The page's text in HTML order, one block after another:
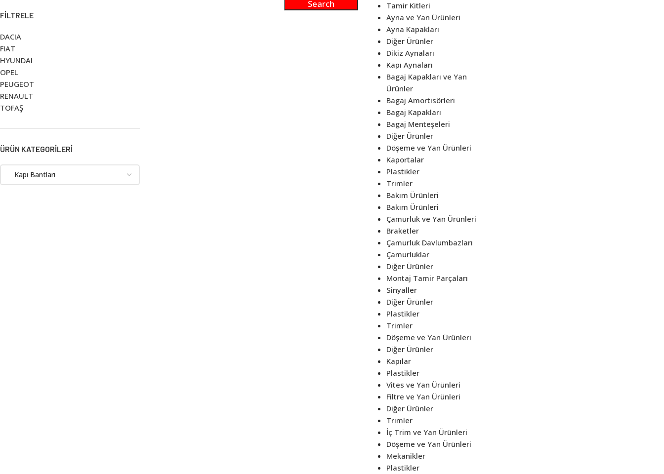
FILTRELE
DACIA
FIAT
HYUNDAI
OPEL
PEUGEOT
RENAULT
TOFAŞ
ÜRÜN KATEGORILERI
Tamir Kitleri
Ayna ve Yan Ürünleri
Ayna Kapakları
Diğer Ürünler
Dikiz Aynaları
Kapı Aynaları
Bagaj Kapakları ve Yan
Ürünler
Bagaj Amortisörleri
Bagaj Kapakları
Bagaj Menteşeleri
Diğer Ürünler
Döşeme ve Yan Ürünleri
Kaportalar
Plastikler
Trimler
Bakım Ürünleri
Bakım Ürünleri
Çamurluk ve Yan Ürünleri
Braketler
Çamurluk Davlumbazları
Çamurluklar
Diğer Ürünler
Montaj Tamir Parçaları
Sinyaller
Diğer Ürünler
Plastikler
Trimler
Döşeme ve Yan Ürünleri
Diğer Ürünler
Kapılar
Plastikler
Vites ve Yan Ürünleri
Filtre ve Yan Ürünleri
Diğer Ürünler
Trimler
İç Trim ve Yan Ürünleri
Döşeme ve Yan Ürünleri
Mekanikler
Plastikler